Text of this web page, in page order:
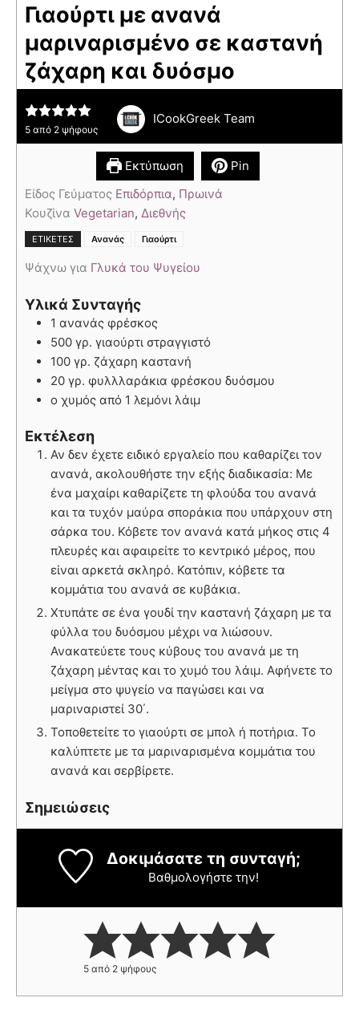
Γιαούρτι με ανανά
μαριναρισμένο σε καστανή
ζάχαρη και δυόσμο
5 από 2 ψήφους
ICookGreek Team
Εκτύπωση
Pin
Είδος Γεύματος Επιδόρπια, Πρωινά
Κουζίνα Vegetarian, Διεθνής
ΕΤΙΚΈΤΕΣ Ανανάς Γιαούρτι
Ψάχνω για Γλυκά του Ψυγείου
Υλικά Συνταγής
1 ανανάς φρέσκος
500 γρ. γιαούρτι στραγγιστό
100 γρ. ζάχαρη καστανή
20 γρ. φυλλλαράκια φρέσκου δυόσμου
ο χυμός από 1 λεμόνι λάιμ
Εκτέλεση
Αν δεν έχετε ειδικό εργαλείο που καθαρίζει τον
ανανά, ακολουθήστε την εξής διαδικασία: Με
ένα μαχαίρι καθαρίζετε τη φλούδα του ανανά
και τα τυχόν μαύρα σποράκια που υπάρχουν στη
σάρκα του. Κόβετε τον ανανά κατά μήκος στις 4
πλευρές και αφαιρείτε το κεντρικό μέρος, που
είναι αρκετά σκληρό. Κατόπιν, κόβετε τα
κομμάτια του ανανά σε κυβάκια.
Χτυπάτε σε ένα γουδί την καστανή ζάχαρη με τα
φύλλα του δυόσμου μέχρι να λιώσουν.
Ανακατεύετε τους κύβους του ανανά με τη
ζάχαρη μέντας και το χυμό του λάιμ. Αφήνετε το
μείγμα στο ψυγείο να παγώσει και να
μαριναριστεί 30΄.
Τοποθετείτε το γιαούρτι σε μπολ ή ποτήρια. Το
καλύπτετε με τα μαριναρισμένα κομμάτια του
ανανά και σερβίρετε.
Σημειώσεις
Δοκιμάσατε τη συνταγή;
Βαθμολογήστε την!
5 από 2 ψήφους